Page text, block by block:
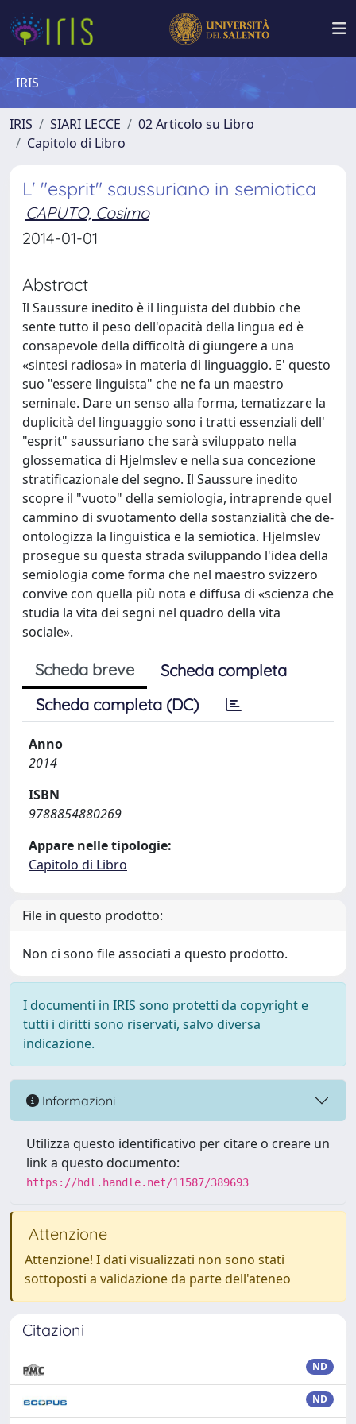
IRIS
IRIS SIARI LECCE
02 Articolo su Libro
Capitolo di Libro
L' "esprit" saussuriano in semiotica
CAPUTO, Cosimo
2014-01-01
Abstract
Il Saussure inedito è il linguista del dubbio che
sente tutto il peso dell'opacità della lingua ed è
consapevole della difficoltà di giungere a una
«sintesi radiosa» in materia di linguaggio. E' questo
suo "essere linguista" che ne fa un maestro
seminale. Dare un senso alla forma, tematizzare la
duplicità del linguaggio sono i tratti essenziali dell'
"esprit" saussuriano che sarà sviluppato nella
glossematica di Hjelmslev e nella sua concezione
stratificazionale del segno. Il Saussure inedito
scopre il "vuoto" della semiologia, intraprende quel
cammino di svuotamento della sostanzialità che de-
ontologizza la linguistica e la semiotica. Hjelmslev
prosegue su questa strada sviluppando l'idea della
semiologia come forma che nel maestro svizzero
convive con quella più nota e diffusa di «scienza che
studia la vita dei segni nel quadro della vita
sociale».
Scheda breve
Scheda completa
Scheda completa (DC)
Anno
2014
ISBN
9788854880269
Appare nelle tipologie:
Capitolo di Libro
File in questo prodotto:
Non ci sono file associati a questo prodotto.
I documenti in IRIS sono protetti da copyright e
tutti i diritti sono riservati, salvo diversa
indicazione.
Informazioni
Utilizza questo identificativo per citare o creare un
link a questo documento:
https://hdl.handle.net/11587/389693
Attenzione
Attenzione! I dati visualizzati non sono stati
sottoposti a validazione da parte dell'ateneo
Citazioni
ND
ND